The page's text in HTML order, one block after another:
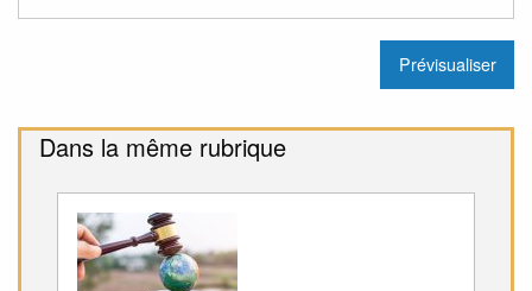
Dans la même rubrique